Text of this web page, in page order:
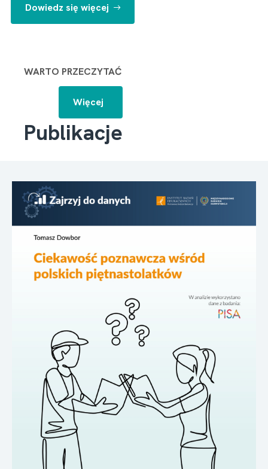
Dowiedz się więcej
WARTO PRZECZYTAĆ
Więcej
Publikacje